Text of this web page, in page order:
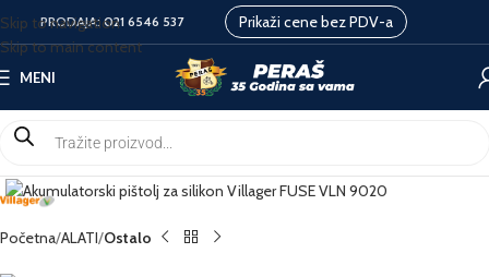
Skip to navigation
Skip to main content
PRODAJA:021 6546 537 Prikaži cene bez PDV-a
MENI
Početna ALATI Ostalo